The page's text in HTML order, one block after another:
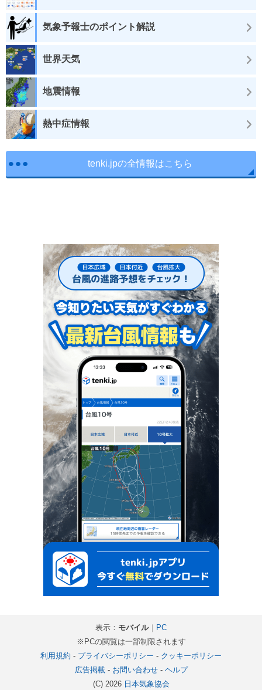
気象予報士のポイント解説
世界天気
地震情報
熱中症情報
tenki.jpの全情報はこちら
表示： モバイル｜
PC
※PCの閲覧は一部制限されます
利用規約 - プライバシーポリシー - クッキーポリシー
広告掲載- お問い合わせ- ヘルプ
(C) 2026 日本気象協会